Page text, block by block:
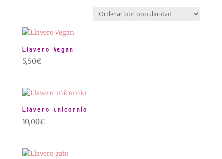
popularidad
Llavero Vegan
5,50€
Llavero unicornio
10,00€